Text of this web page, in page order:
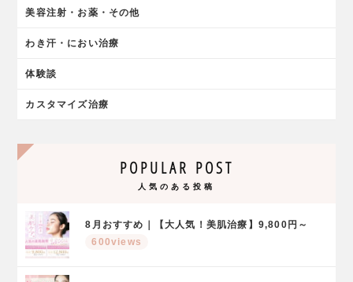
美容注射・お薬・その他
わき汗・におい治療
体験談
カスタマイズ治療
POPULAR POST
人気のある投稿
8月おすすめ｜【大人気！美肌治療】9,800円～
600views